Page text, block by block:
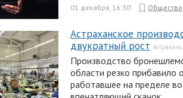
01 декабря, 16:30 Общество
Астраханское
двукратный рост
Производство
области резко
работавшее на пределе